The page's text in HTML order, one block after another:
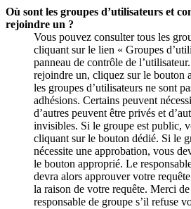
Où sont les groupes d’utilisateurs et
rejoindre un ?
Vous pouvez consulter tous les
cliquant sur le lien « Groupes
panneau de contrôle de
rejoindre un, cliquez sur le bouton
les groupes d’utilisateurs ne sont
adhésions. Certains peuvent
d’autres peuvent être privés et
invisibles. Si le groupe est public,
cliquant sur le bouton dédié. Si le
nécessite une approbation, vous
le bouton approprié. Le
devra alors approuver votre
la raison de votre requête. Merci
responsable de groupe s’il refuse